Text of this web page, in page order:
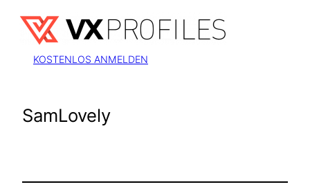
Inhalt
springen
KOSTENLOS ANMELDEN
SamLovely